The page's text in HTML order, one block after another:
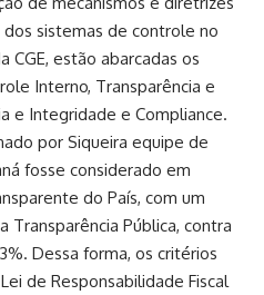
sistemas de controle no
CGE, estão abarcadas os
Interno, Transparência e
e Integridade e Compliance.
por Siqueira equipe de
fosse considerado em
do País, com um
Transparência Pública, contra
Dessa forma, os critérios
de Responsabilidade Fiscal